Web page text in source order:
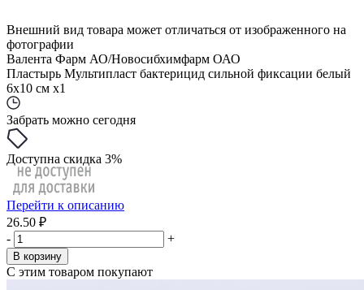
Внешний вид товара может отличаться от изображенного на
фотографии
Валента Фарм АО/Новосибхимфарм ОАО
Пластырь Мультипласт бактерицид сильной фиксации белый
6х10 см x1
Забрать можно сегодня
Доступна скидка 3%
Перейти к описанию
26.50 ₽
-
+
В корзину
С этим товаром покупают